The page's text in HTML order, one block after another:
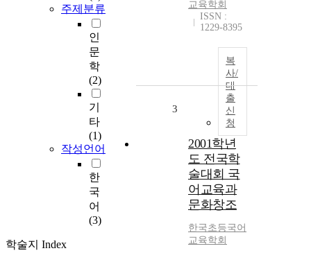
주제분류
인
문
학
(2)
기
타
(1)
작성언어
한
국
어
(3)
학술지 Index
교육학회
ISSN :
1229-8395
복
사/
대
출
신
청
3
2001학년
도 전국학
술대회 국
어교육과
문화창조
한국초등국어
교육학회